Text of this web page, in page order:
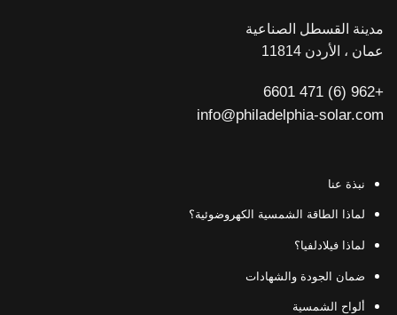
مدينة القسطل الصناعية
عمان ، الأردن 11814
+962 (6) 471 6601
info@philadelphia-solar.com
نبذة عنا
لماذا الطاقة الشمسية الكهروضوئية؟
لماذا فيلادلفيا؟
ضمان الجودة والشهادات
ألواح الشمسية